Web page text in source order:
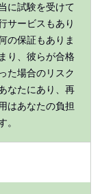
に試験を受けて
サービスもあり
の保証もありま
り、彼らが合格
た場合のリスク
なたにあり、再
はあなたの負担
。